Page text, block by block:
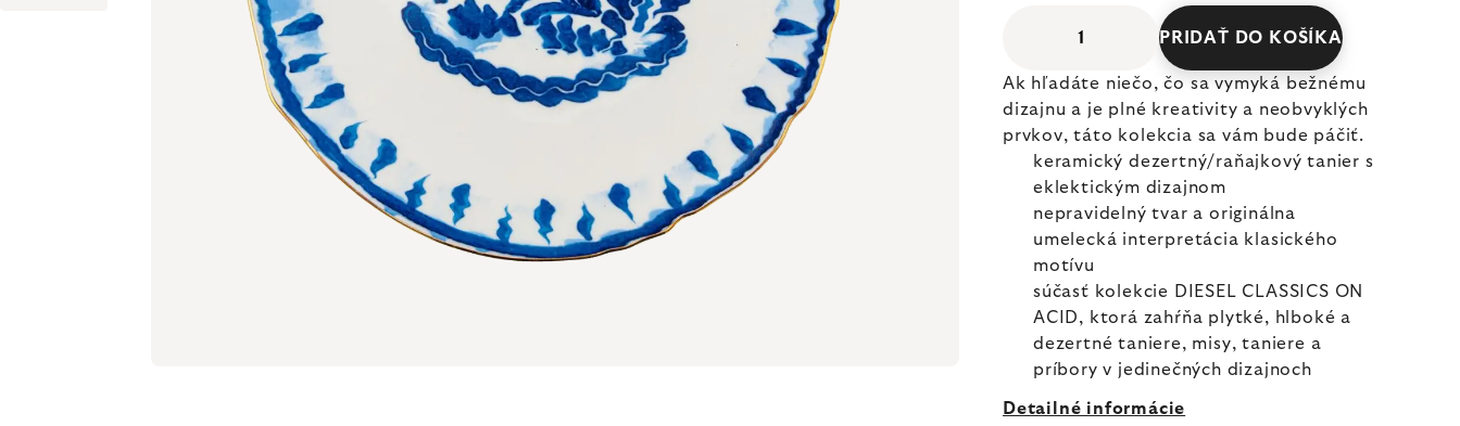
PRIDAŤ DO KOŠÍKA
Ak hľadáte niečo, čo sa vymyká bežnému
dizajnu a je plné kreativity a neobvyklých
prvkov, táto kolekcia sa vám bude páčiť.
keramický dezertný/raňajkový tanier s
eklektickým dizajnom
nepravidelný tvar a originálna
umelecká interpretácia klasického
motívu
súčasť kolekcie DIESEL CLASSICS ON
ACID, ktorá zahŕňa plytké, hlboké a
dezertné taniere, misy, taniere a
príbory v jedinečných dizajnoch
Detailné informácie